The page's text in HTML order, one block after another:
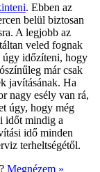
. Ebben az
belül biztosan
A legjobb az
veled fognak
úgy időzíteni, hogy
már csak
javításának. Ha
nagy esély van rá,
úgy, hogy még
időt mindig a
idő minden
terheltségétől.
Megnézem »